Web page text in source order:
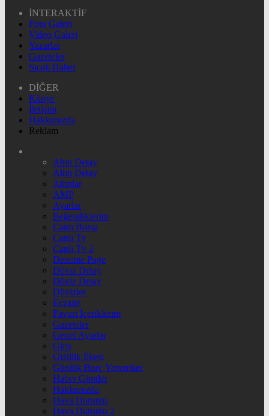
İNTERAKTİF
Foto Galeri
Video Galeri
Yazarlar
Gazeteler
Sıcak Haber
DİĞER
Künye
İletişim
Hakkımızda
Reklam
Altın Detay
Altın Detay
Altınlar
AMP
Ayarlar
Beğendiklerim
Canlı Borsa
Canlı Tv
Canlı Tv 2
Deneme Page
Döviz Detay
Döviz Detay
Dövizler
Eczane
Favori İçeriklerim
Gazeteler
Genel Ayarlar
Giriş
Gizlilik İlkesi
Günlük Burç Yorumları
Haber Gönder
Hakkımızda
Hava Durumu
Hava Durumu 2